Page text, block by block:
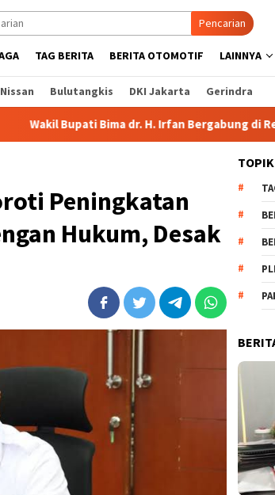
Pencarian
TAG BERITA BERITA OTOMOTIF LAINNYA
Nissan Bulutangkis DKI Jakarta Gerindra
dr. H. Irfan Bergabung di Retreat Magelang
Peningkatan
Hukum, Desak